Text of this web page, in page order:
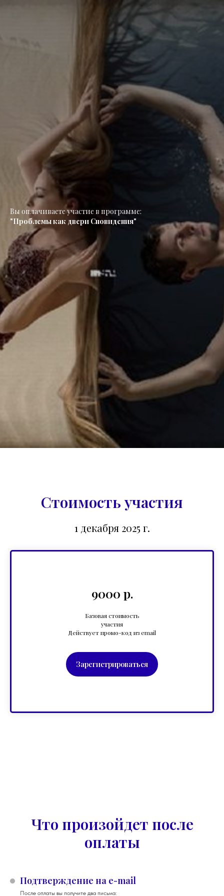
Вы оплачиваете участие в программе:
"Проблемы как двери Сновидения"
Стоимость участия
1 декабря 2025 г.
9000 р.
Базовая стоимость
участия
Действует промо-код из email
Зарегистрироваться
Что произойдет после
оплаты
Подтверждение на e-mail
После оплаты вы получите два письма: